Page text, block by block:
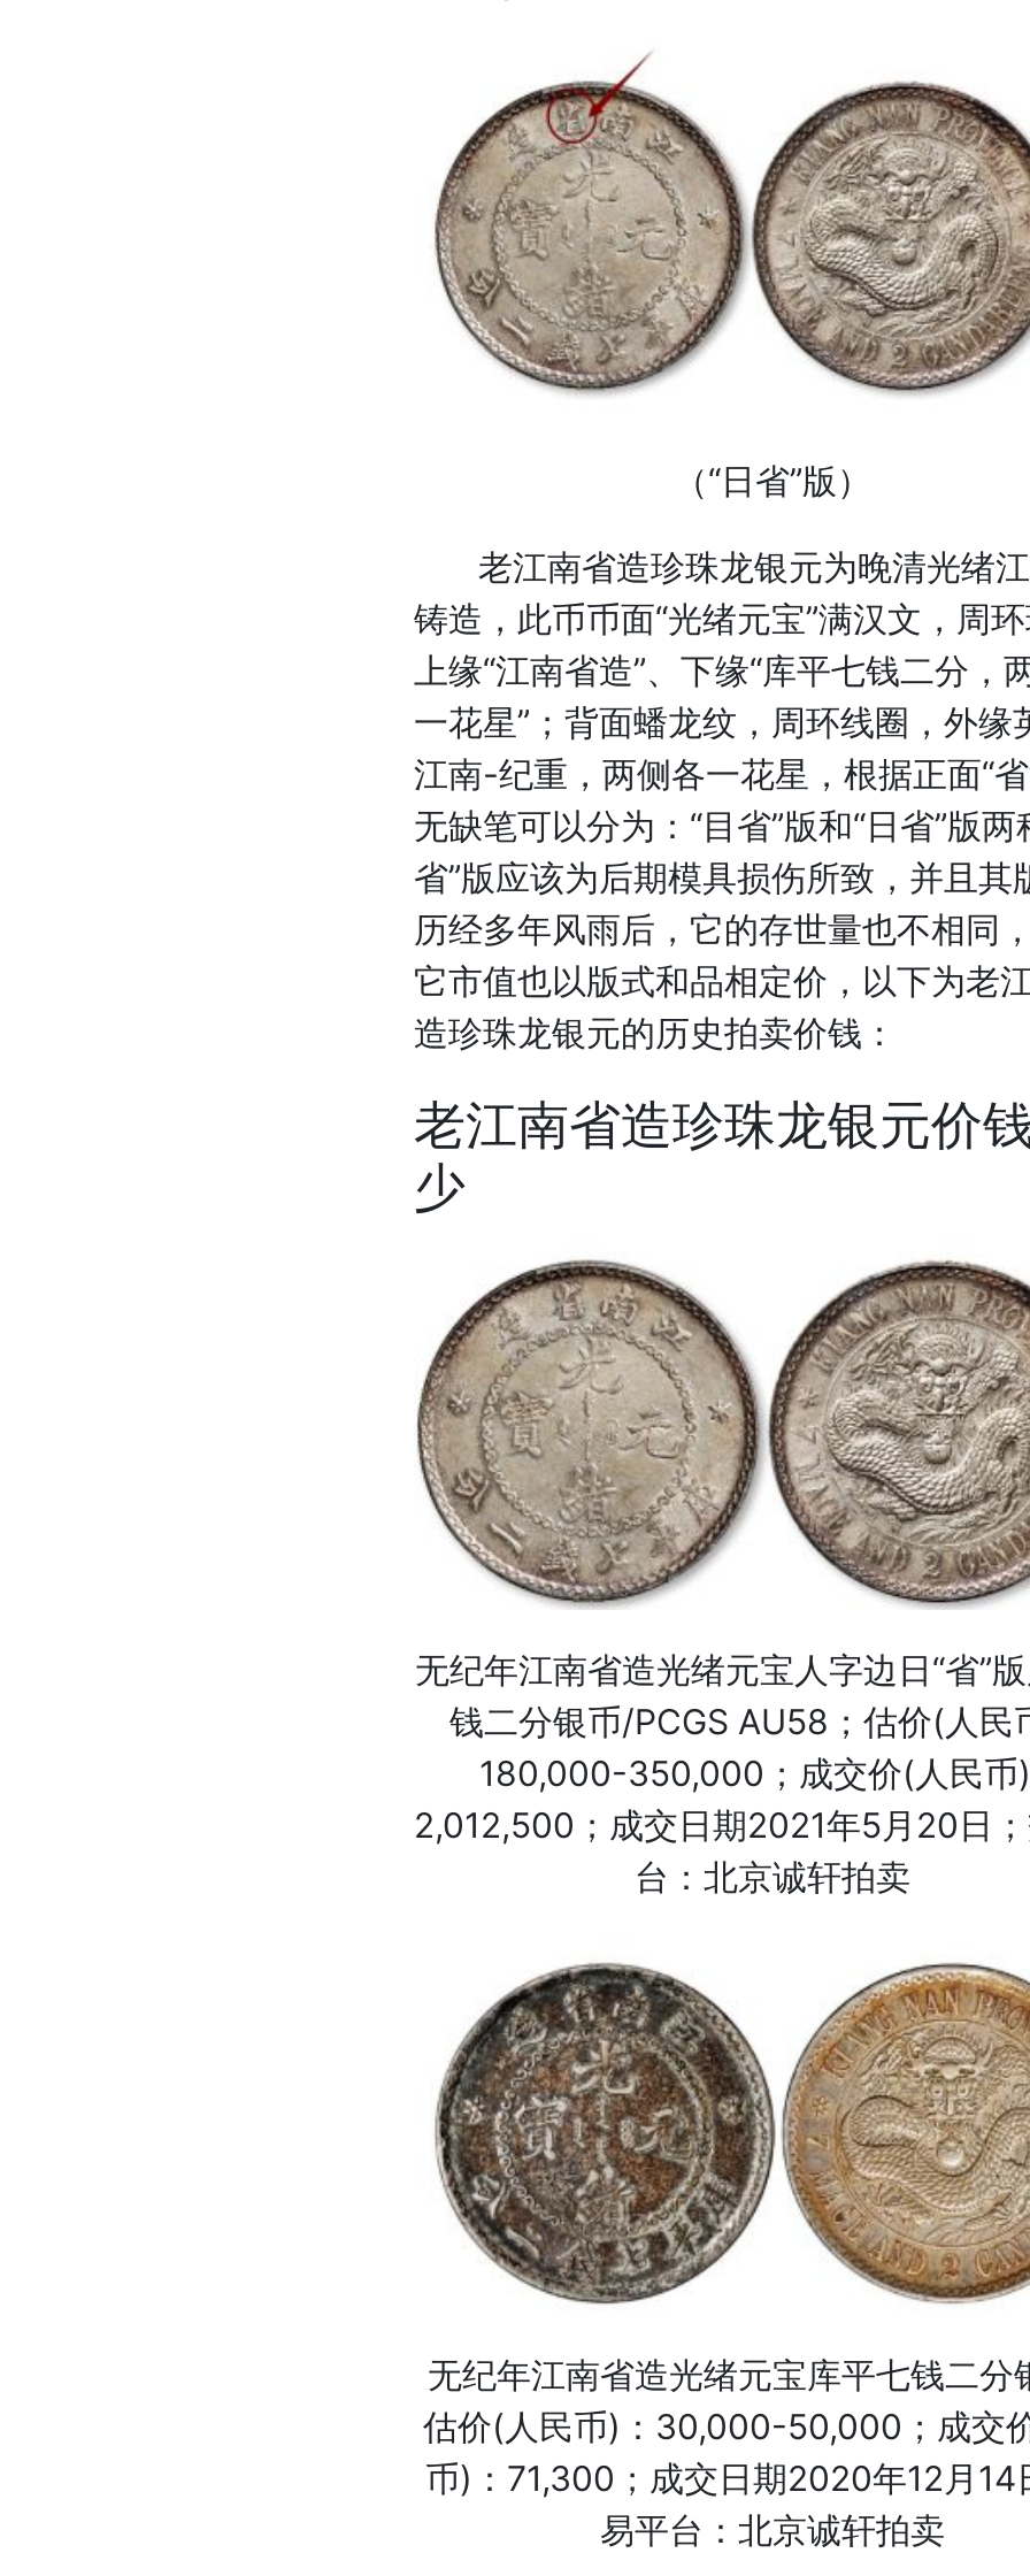
（“日省”版）
老江南省造珍珠龙银元为晚清光绪
铸造，此币币面“光绪元宝”满汉文，周
上缘“江南省造”、下缘“库平七钱二分，
一花星”；背面蟠龙纹，周环线圈，外缘
江南-纪重，两侧各一花星，根据正面“
无缺笔可以分为：“目省”版和“日省”版两
省”版应该为后期模具损伤所致，并且其
历经多年风雨后，它的存世量也不相同
它市值也以版式和品相定价，以下为老
造珍珠龙银元的历史拍卖价钱：
老江南省造珍珠龙银元价
少
无纪年江南省造光绪元宝人字边日“省”
钱二分银币/PCGS AU58；估价(人民
180,000-350,000；成交价(人民币
2,012,500；成交日期2021年5月20日
台：北京诚轩拍卖
无纪年江南省造光绪元宝库平七钱二分
估价(人民币)：30,000-50,000；成交
币)：71,300；成交日期2020年12月14
易平台：北京诚轩拍卖